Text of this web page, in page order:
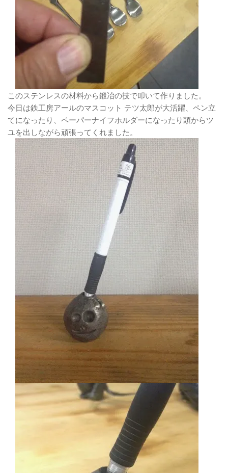
このステンレスの材料から鍛冶の技で叩いて作りました。
今日は鉄工房アールのマスコット テツ太郎が大活躍、ペン立
てになったり、ペーパーナイフホルダーになったり頭からツ
ユを出しながら頑張ってくれました。